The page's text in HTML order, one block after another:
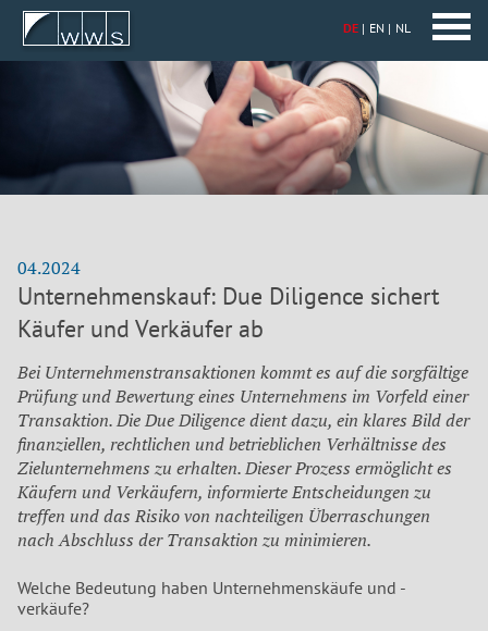
DE EN NL
04.2024
Unternehmenskauf: Due Diligence sichert
Käufer und Verkäufer ab
Bei Unternehmenstransaktionen kommt es auf die sorgfältige
Prüfung und Bewertung eines Unternehmens im Vorfeld einer
Transaktion. Die Due Diligence dient dazu, ein klares Bild der
finanziellen, rechtlichen und betrieblichen Verhältnisse des
Zielunternehmens zu erhalten. Dieser Prozess ermöglicht es
Käufern und Verkäufern, informierte Entscheidungen zu
treffen und das Risiko von nachteiligen Überraschungen
nach Abschluss der Transaktion zu minimieren.
Welche Bedeutung haben Unternehmenskäufe und -
verkäufe?